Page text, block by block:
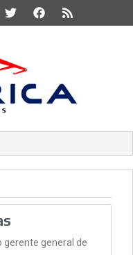
gerente general de